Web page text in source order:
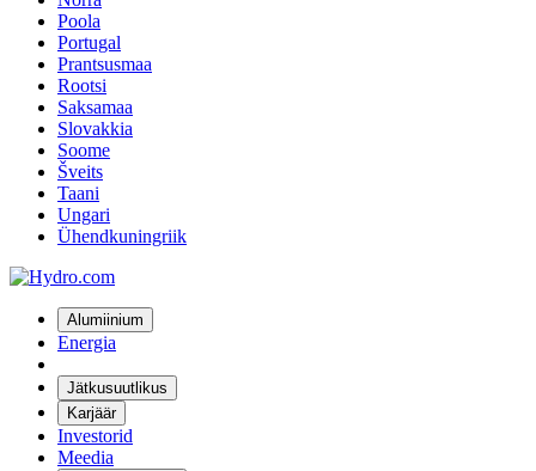
Poola
Portugal
Prantsusmaa
Rootsi
Saksamaa
Slovakkia
Soome
Šveits
Taani
Ungari
Ühendkuningriik
Alumiinium
Energia
Jätkusuutlikus
Karjäär
Investorid
Meedia